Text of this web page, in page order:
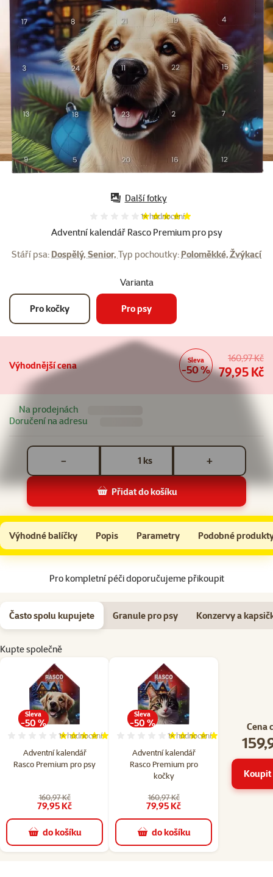
Adventní kalendář Rasco Premium pro psy
Hodnocení 100%, počet hodnocení:
1×hodnocení
Stáří psa: Dospělý, Senior, Typ pochoutky: Poloměkké, Žvýkací
Varianta
Pro kočky Pro psy
Výhodnější cena Sleva
-50 %
160,97 Kč
79,95 Kč
Na prodejnách
Doručení na adresu
ks
− +
Přidat do košíku
Další fotky
Adventní kalendář Rasco Premium pro psy
Do košíku
Výhodné balíčky Popis Parametry Podobné
Na začátek stránky
Pro kompletní péči doporučujeme přikoupit
Často spolu kupujete Granule pro psy Konzervy a
Kupte společně
Adventní kalendář
Rasco Premium pro psy
Hodnocení 100%, počet hodnocení: 1
1×hodnocení
160,97 Kč
79,95 Kč
Sleva
-50 %
do košíku
Adventní kalendář
Rasco Premium pro
kočky
Hodnocení 100%, počet
1×hodnocení
160,97 Kč
79,95 Kč
Sleva
-50 %
do košíku
Cena